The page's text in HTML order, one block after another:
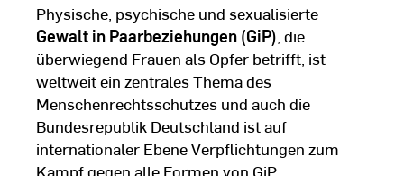
Physische, psychische und sexualisierte
Gewalt in Paarbeziehungen (GiP) , die
überwiegend Frauen als Opfer betrifft, ist
weltweit ein zentrales Thema des
Menschenrechtsschutzes und auch die
Bundesrepublik Deutschland ist auf
internationaler Ebene Verpflichtungen zum
Kampf gegen alle Formen von GiP